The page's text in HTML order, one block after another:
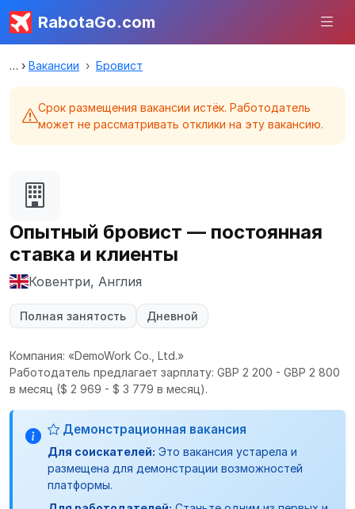
RabotaGo.com
Вакансии Бровист
Срок размещения вакансии истёк. Работодатель
может не рассматривать отклики на эту вакансию.
Опытный бровист — постоянная
ставка и клиенты
Ковентри, Англия
Полная занятость Дневной
Компания: «DemoWork Co., Ltd.»
Работодатель предлагает зарплату: GBP 2 200 - GBP 2 800
в месяц ($ 2 969 - $ 3 779 в месяц).
Демонстрационная вакансия
Для соискателей: Это вакансия устарела и
размещена для демонстрации возможностей
платформы.